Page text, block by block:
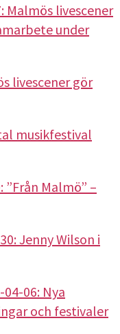
Malmös livescener
under
livescener gör
musikfestival
Malmö” –
Jenny Wilson i
06: Nya
och festivaler